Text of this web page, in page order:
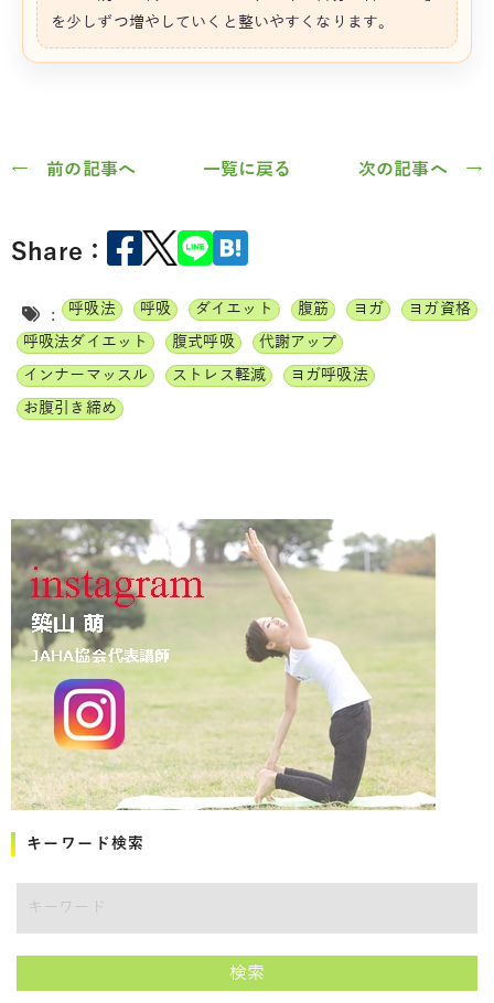
を少しずつ増やしていくと整いやすくなります。
← 前の記事へ 一覧に戻る 次の記事へ →
Share：
: 呼吸法 呼吸 ダイエット 腹筋 ヨガ
ヨガ資格
呼吸法ダイエット
腹式呼吸
代謝アップ
インナーマッスル
ストレス軽減
ヨガ呼吸法
お腹引き締め
キーワード検索
検索